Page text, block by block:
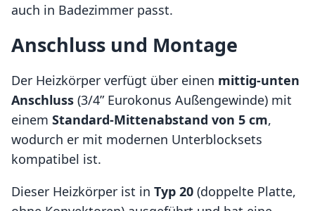
auch in Badezimmer passt.
Anschluss und Montage
Der Heizkörper verfügt über einen mittig-unten
Anschluss (3/4” Eurokonus Außengewinde) mit
einem Standard-Mit­tenabstand von 5 cm,
wodurch er mit modernen Unterblocksets
kompatibel ist.
Dieser Heizkörper ist in Typ 20 (doppelte Platte,